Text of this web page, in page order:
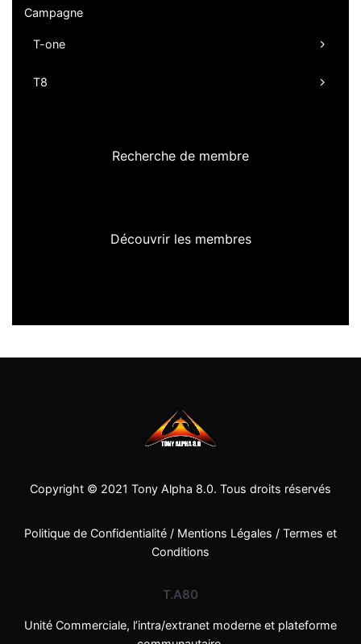
Campagne
T-one
T8
Recherche de membre
Découvrir les membres
Copyright © 2021 Tony Alpha 8.0. Tous droits réservés
Politique de Confidentialité / Mentions Légales / Termes et
Conditions
T.A80
Unité Commerciale, l’intra/extranet moderne et plateforme